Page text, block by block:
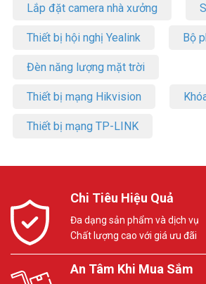
Lắp đặt camera nhà xưởng
Thiết bị hội nghị Yealink Bộ
Đèn năng lượng mặt trời
Thiết bị mạng Hikvision
Thiết bị mạng TP-LINK
Chi Tiêu Hiệu Quả
Đa dạng sản phẩm và dịch vụ
Chất lượng cao với giá ưu đãi
An Tâm Khi Mua Sắm